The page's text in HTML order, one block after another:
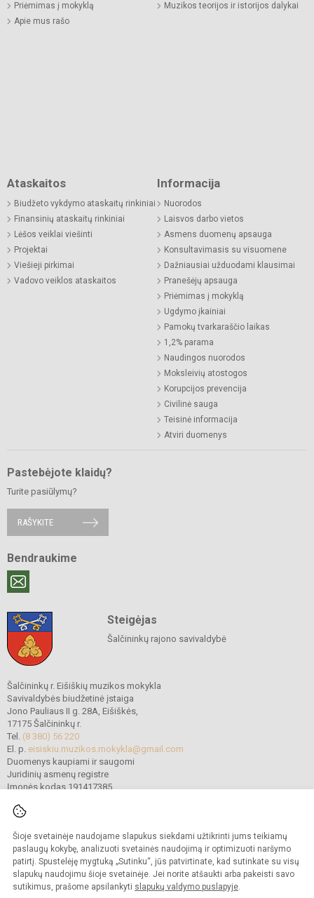
Šioje svetainėje naudojame slapukus siekdami užtikrinti jums teikiamų
paslaugų kokybę, analizuoti svetainės naudojimą ir optimizuoti naršymo
patirtį. Spustelėję mygtuką „Sutinku“, jūs patvirtinate, kad sutinkate su visų
slapukų naudojimu šioje svetainėje. Jei norite atšaukti arba pakeisti savo
sutikimus, prašome apsilankyti slapukų valdymo puslapyje.
Priėmimas į mokyklą
Apie mus rašo
Muzikos teorijos ir istorijos dalykai
Ataskaitos
Biudžeto vykdymo ataskaitų rinkiniai
Finansinių ataskaitų rinkiniai
Lėšos veiklai viešinti
Projektai
Viešieji pirkimai
Vadovo veiklos ataskaitos
Informacija
Nuorodos
Laisvos darbo vietos
Asmens duomenų apsauga
Konsultavimasis su visuomene
Dažniausiai užduodami klausimai
Pranešėjų apsauga
Priėmimas į mokyklą
Ugdymo įkainiai
Pamokų tvarkaraščio laikas
1,2% parama
Naudingos nuorodos
Moksleivių atostogos
Korupcijos prevencija
Civilinė sauga
Teisinė informacija
Atviri duomenys
Pastebėjote klaidų?
Turite pasiūlymų?
RAŠYKITE
Bendraukime
Steigėjas
Šalčininkų rajono savivaldybė
Šalčininkų r. Eišiškių muzikos mokykla
Savivaldybės biudžetinė įstaiga
Jono Pauliaus II g. 28A, Eišiškės,
17175 Šalčininkų r.
Tel. (8 380) 56 220
El. p. eisiskiu.muzikos.mokykla@gmail.com
Duomenys kaupiami ir saugomi
Juridinių asmenų registre
Įmonės kodas 191417385
© 2022. Šalčininkų r. Eišiškių muzikos mokykla. Visos teisės saugomos.
Kopijuoti turinį be raštiško mokyklos vadovybės sutikimo griežtai draudžiama.
Prieinamumo paraiška Slapukų politika
Sumanus būdas atnaujinti